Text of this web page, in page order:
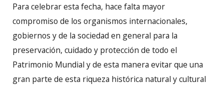
Para celebrar esta fecha, hace falta mayor
compromiso de los organismos internacionales,
gobiernos y de la sociedad en general para la
preservación, cuidado y protección de todo el
Patrimonio Mundial y de esta manera evitar que una
gran parte de esta riqueza histórica natural y cultural